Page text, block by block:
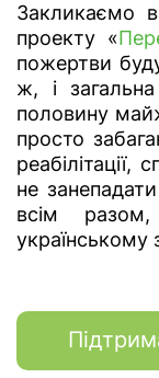
Закликаємо
проекту «
пожертви
ж, і
половину
просто
не
всім
українському